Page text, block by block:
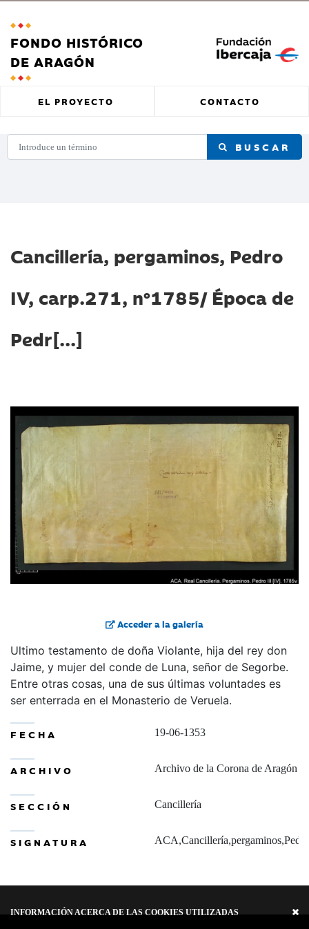
INFORMACIÓN ACERCA DE LAS COOKIES UTILIZADAS
FONDO HISTÓRICO
DE ARAGÓN
EL PROYECTO CONTACTO
BUSCAR
Cancillería, pergaminos, Pedro
IV, carp.271, nº1785/ Época de
Pedr[...]
Acceder a la galería
Ultimo testamento de doña Violante, hija del rey don
Jaime, y mujer del conde de Luna, señor de Segorbe.
Entre otras cosas, una de sus últimas voluntades es
ser enterrada en el Monasterio de Veruela.
FECHA 19-06-1353
ARCHIVO Archivo de la Corona de Aragón
SECCIÓN Cancillería
SIGNATURA